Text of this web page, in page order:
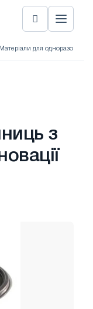
для одноразових
з